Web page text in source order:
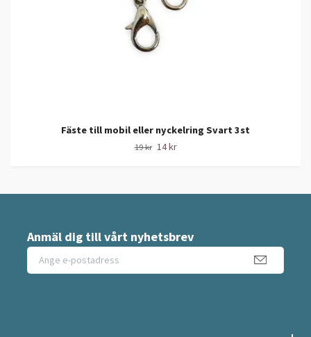
Fäste till mobil eller nyckelring Svart 3st
19 kr 14 kr
Anmäl dig till vårt nyhetsbrev